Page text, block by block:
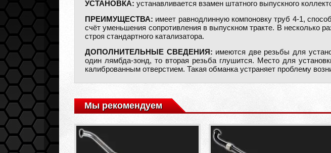
УСТАНОВКА: устанавливается взамен штатного выпускного
ПРЕИМУЩЕСТВА: имеет равнодлинную компоновку труб 4-1,
счёт уменьшения сопротивления в выпускном тракте. В несколько
строя стандартного катализатора.
ДОПОЛНИТЕЛЬНЫЕ СВЕДЕНИЯ: имеются две резьбы для
один лямбда-зонд, то вторая резьба глушится. Место для
калиброванным отверстием. Такая обманка устраняет проблему
Мы рекомендуем